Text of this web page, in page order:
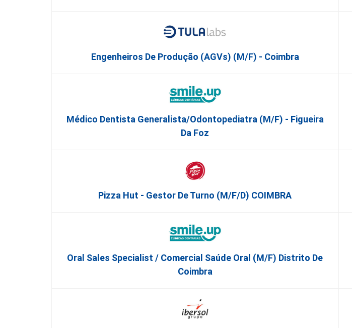
Engenheiros De Produção (AGVs) (m/f) - Coimbra
Médico Dentista Generalista/Odontopediatra (M/F) - Figueira
Da Foz
Pizza Hut - Gestor De Turno (m/f/d) COIMBRA
Oral Sales Specialist / Comercial Saúde Oral (M/F) Distrito De
Coimbra